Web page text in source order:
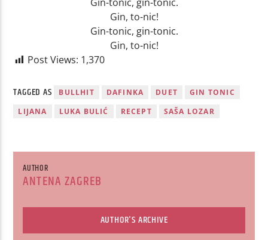
Gin, to-nic!
Gin-tonic, gin-tonic.
Gin, to-nic!
Post Views: 1,370
TAGGED AS BULLHIT DAFINKA DUET
GIN TONIC
LIJANA
LUKA BULIĆ RECEPT SAŠA LOZAR
AUTHOR
ANTENA ZAGREB
AUTHOR'S ARCHIVE